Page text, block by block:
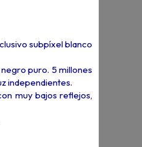
subpíxel blanco
puro. 5 millones
independientes.
muy bajos reflejos,